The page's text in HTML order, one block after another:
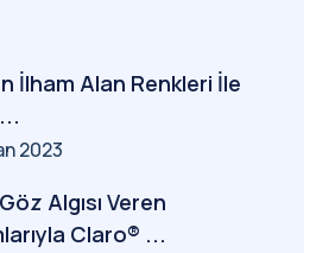
İlham Alan Renkleri İle
2023
Algısı Veren
Claro® ...